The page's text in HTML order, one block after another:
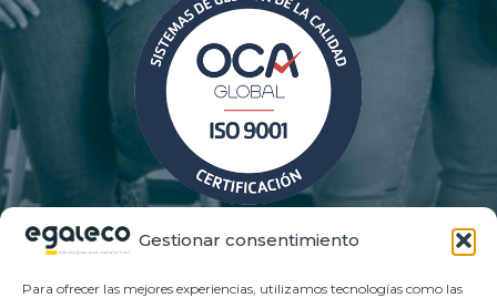
Gestionar consentimiento
Para ofrecer las mejores experiencias, utilizamos tecnologías como las